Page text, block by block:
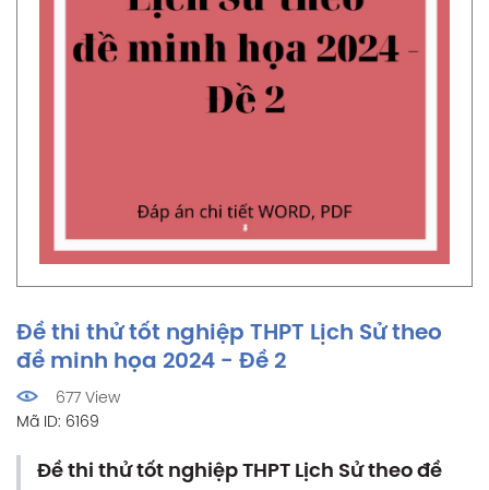
Đề thi thử tốt nghiệp THPT Lịch Sử theo
đề minh họa 2024 - Đề 2
677 View
Mã ID: 6169
Đề thi thử tốt nghiệp THPT Lịch Sử theo đề